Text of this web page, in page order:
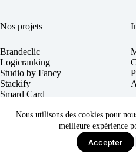
Nous utilisons des cookies pour
meilleure expérience
Accepter
Nos projets
Brandeclic
Logicranking
Studio by Fancy
Stackify
Smard Card
Copyright © 2026 - made